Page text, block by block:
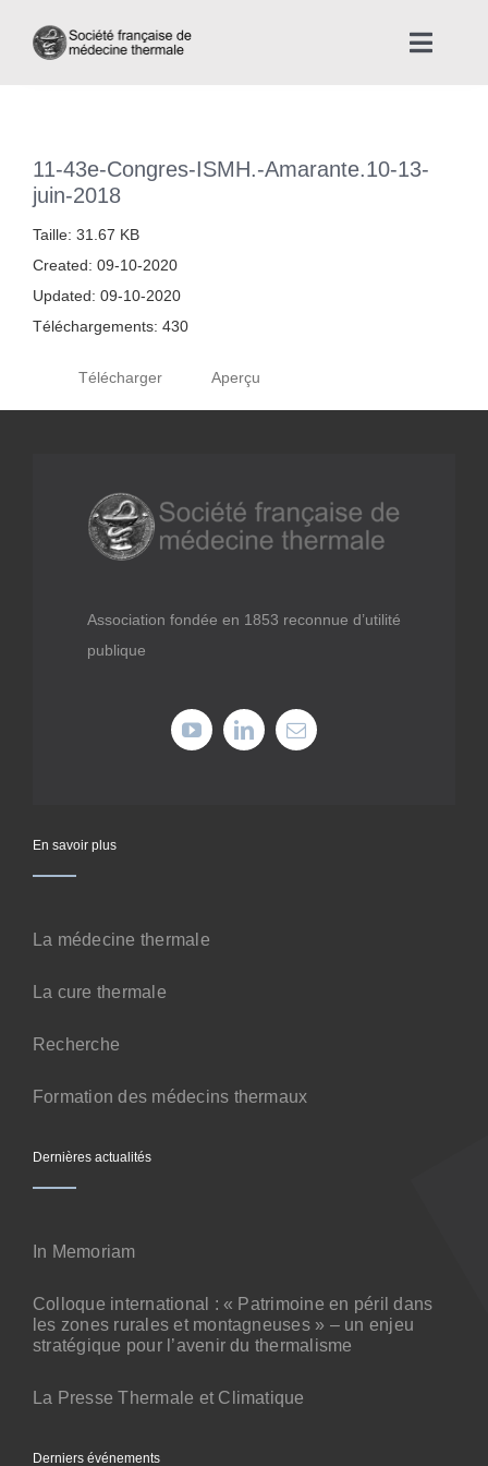
Toggle
Nous connaître
La médecine thermale
Actualités
Médiathèque
Formations
Offres professionnelles
Cotiser
Contact
11-43e-Congres-ISMH.-Amarante.10-13-
juin-2018
Taille: 31.67 KB
Created: 09-10-2020
Updated: 09-10-2020
Téléchargements: 430
Télécharger Aperçu
Association fondée en 1853 reconnue d’utilité
publique
En savoir plus
La médecine thermale
La cure thermale
Recherche
Formation des médecins thermaux
Dernières actualités
In Memoriam
Colloque international : « Patrimoine en péril dans
les zones rurales et montagneuses » – un enjeu
stratégique pour l’avenir du thermalisme
La Presse Thermale et Climatique
Derniers événements